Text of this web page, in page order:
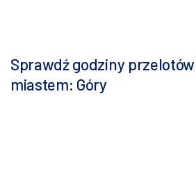
Sprawdź godziny przelotów
miastem: Góry